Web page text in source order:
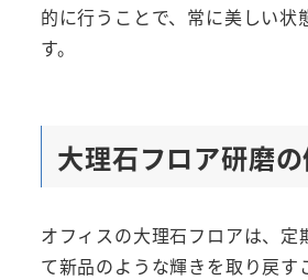
的に行うことで、常に美しい状
す。
大理石フロア研磨
オフィスの大理石フロアは、定
て新品のような輝きを取り戻す